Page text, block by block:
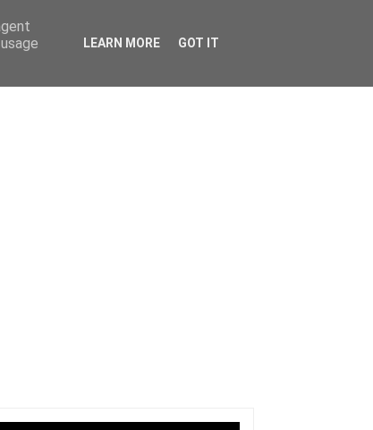
LEARN MORE GOT IT